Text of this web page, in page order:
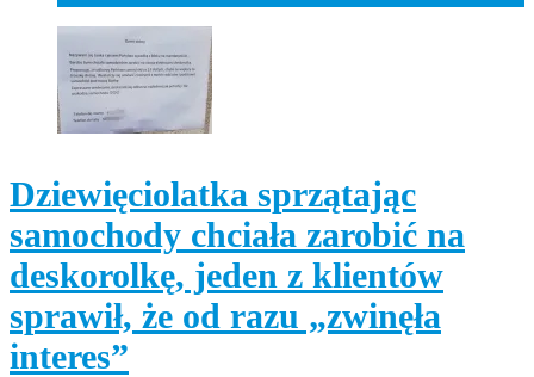
Dziewięciolatka sprzątając
samochody chciała zarobić na
deskorolkę, jeden z klientów
sprawił, że od razu „zwinęła
interes”